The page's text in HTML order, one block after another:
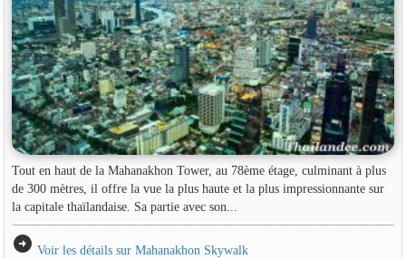
Tout en haut de la Mahanakhon Tower, au 78ème étage, culminant à plus
de 300 mètres, il offre la vue la plus haute et la plus impressionnante sur
la capitale thaïlandaise. Sa partie avec son...
arrow_circle_right Voir les détails sur Mahanakhon Skywalk